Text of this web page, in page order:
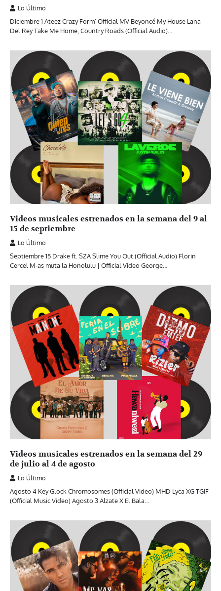
Lo Último
Diciembre 1 Ateez Crazy Form’ Official MV Beyoncé My House Lana
Del Rey Take Me Home, Country Roads (Official Audio)…
Videos musicales estrenados en la semana del 9 al
15 de septiembre
Lo Último
Septiembre 15 Drake ft. SZA Slime You Out (Official Audio) Florin
Cercel M-as muta la Honolulu | Official Video George…
Videos musicales estrenados en la semana del 29
de julio al 4 de agosto
Lo Último
Agosto 4 Key Glock Chromosomes (Official Video) MHD Lyca XG TGIF
(Official Music Video) Agosto 3 Alzate X El Bala…